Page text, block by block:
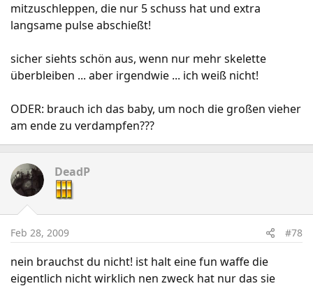
mitzuschleppen, die nur 5 schuss hat und extra
langsame pulse abschießt!
sicher siehts schön aus, wenn nur mehr skelette
überbleiben ... aber irgendwie ... ich weiß nicht!
ODER: brauch ich das baby, um noch die großen vieher
am ende zu verdampfen???
DeadP
Feb 28, 2009 #78
nein brauchst du nicht! ist halt eine fun waffe die
eigentlich nicht wirklich nen zweck hat nur das sie